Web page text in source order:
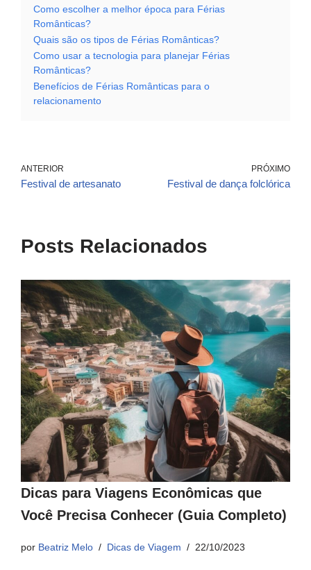
Como escolher a melhor época para Férias
Românticas?
Quais são os tipos de Férias Românticas?
Como usar a tecnologia para planejar Férias
Românticas?
Benefícios de Férias Românticas para o
relacionamento
ANTERIOR
Festival de artesanato
PRÓXIMO
Festival de dança folclórica
Posts Relacionados
Dicas para Viagens Econômicas que
Você Precisa Conhecer (Guia Completo)
por Beatriz Melo Dicas de Viagem 22/10/2023